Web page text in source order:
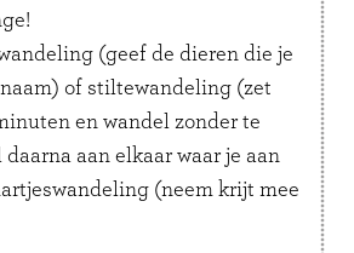
(geef de dieren die je
of stiltewandeling (zet
en wandel zonder te
aan elkaar waar je aan
(neem krijt mee